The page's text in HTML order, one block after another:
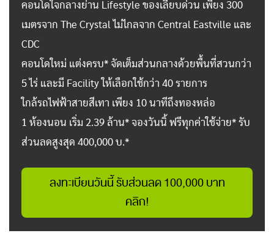
คอนโดใจกลางย่าน Lifestyle ของเลียบด่วน เพียง 300
เมตรจาก The Crystal ไม่ไกลจาก Central Eastville และ
CDC
คอนโดใหม่ แต่งครบ* จัดเต็มส่วนกลางด้วยพื้นที่สวนกว่า
5 ไร่ และมี Facility ให้เลือกใช้กว่า 40 รายการ
ใกล้รถไฟฟ้าสายสีเทา เพียง 10 นาทีถึงทองหล่อ
1 ห้องนอน เริ่ม 2.39 ล้าน* จองวันนิ้ ฟรีทุกค่าใช้จ่าย* รับ
ส่วนลดสูงสุด 400,000 บ.*
ลงทะเบียนวันนี้ รับส่วนลด 100,000 บาท
คลิก!